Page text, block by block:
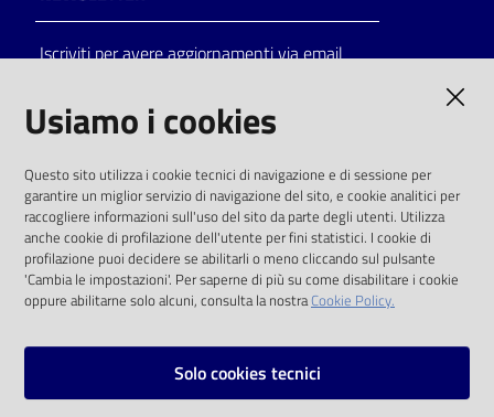
Iscriviti per avere aggiornamenti via email
solo alle condizioni previste dalla direttiva
comunitaria 2003/98/CE e dal d.lgs. 36/2006
SOCIAL
Instagram
Usiamo i cookies
Questo sito utilizza i cookie tecnici di navigazione e di sessione per
garantire un miglior servizio di navigazione del sito, e cookie analitici per
raccogliere informazioni sull'uso del sito da parte degli utenti. Utilizza
anche cookie di profilazione dell'utente per fini statistici. I cookie di
profilazione puoi decidere se abilitarli o meno cliccando sul pulsante
'Cambia le impostazioni'. Per saperne di più su come disabilitare i cookie
oppure abilitarne solo alcuni, consulta la nostraCookie Policy.
Solo cookies tecnici